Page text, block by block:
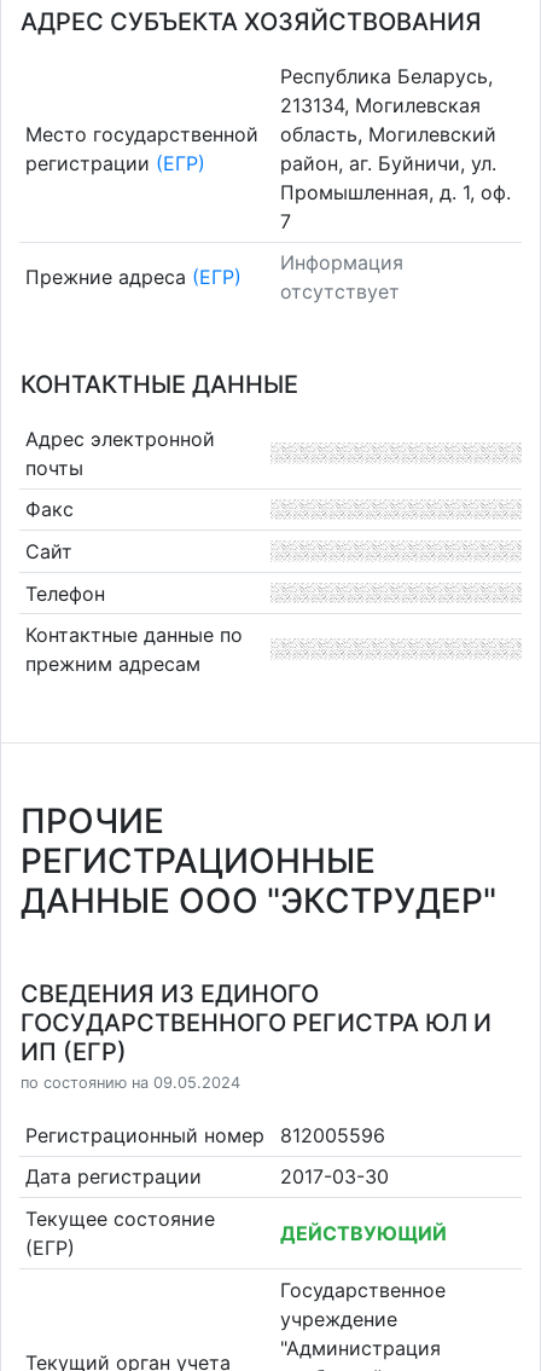
АДРЕС СУБЪЕКТА ХОЗЯЙСТВОВАНИЯ
Место государственной
регистрации (ЕГР)
Республика Беларусь,
213134, Могилевская
область, Могилевский
район, аг. Буйничи, ул.
Промышленная, д. 1, оф.
7
Прежние адреса (ЕГР)
Информация
отсутствует
КОНТАКТНЫЕ ДАННЫЕ
Адрес электронной
почты
Факс
Сайт
Телефон
Контактные данные по
прежним адресам
ПРОЧИЕ
РЕГИСТРАЦИОННЫЕ
ДАННЫЕ ООО "ЭКСТРУДЕР"
СВЕДЕНИЯ ИЗ ЕДИНОГО
ГОСУДАРСТВЕННОГО РЕГИСТРА ЮЛ И
ИП (ЕГР)
по состоянию на 09.05.2024
Регистрационный номер
812005596
Дата регистрации
2017-03-30
Текущее состояние
(ЕГР)
ДЕЙСТВУЮЩИЙ
Текущий орган учета
Государственное
учреждение
"Администрация